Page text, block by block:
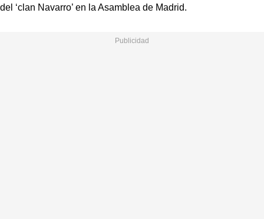
del ‘clan Navarro’ en la Asamblea de Madrid.